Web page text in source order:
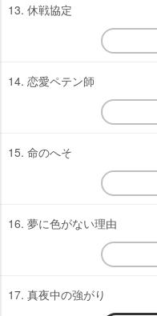
13. 休戦協定
14. 恋愛ペテン師
15. 命のへそ
16. 夢に色がない理由
17. 真夜中の強がり